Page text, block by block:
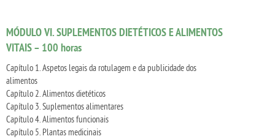
MÓDULO VI. SUPLEMENTOS DIETÉTICOS E ALIMENTOS
VITAIS – 100 horas
Capítulo 1. Aspetos legais da rotulagem e da publicidade dos
alimentos
Capítulo 2. Alimentos dietéticos
Capítulo 3. Suplementos alimentares
Capítulo 4. Alimentos funcionais
Capítulo 5. Plantas medicinais